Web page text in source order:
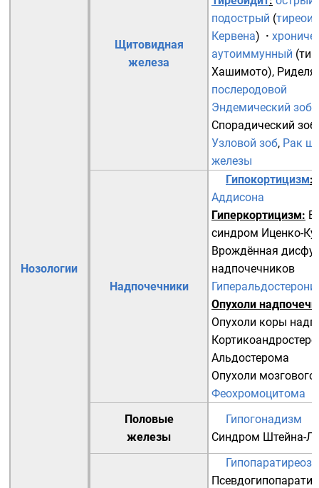
Нозологии
Щитовидная
железа
подострый (
Кервена) ·
аутоиммунный (
Хашимото), Риделя
послеродовой
Эндемический зоб
Спорадический зоб
Узловой зоб, Рак
железы
Надпочечники
Гипокортицизм:
Аддисона
Гиперкортицизм:
синдром Иценко-
Врождённая
надпочечников
Опухоли
Опухоли коры
Альдостерома
Опухоли мозгового
Феохромоцитома
Половые
железы
Гипогонадизм
Синдром Штейна-
Гипопаратиреоз